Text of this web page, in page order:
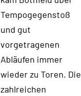
Tempogegenstoß
und gut
vorgetragenen
Abläufen immer
wieder zu Toren. Die
zahlreichen